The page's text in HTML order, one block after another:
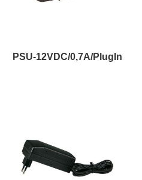
PSU-12VDC/0,7A/PlugIn